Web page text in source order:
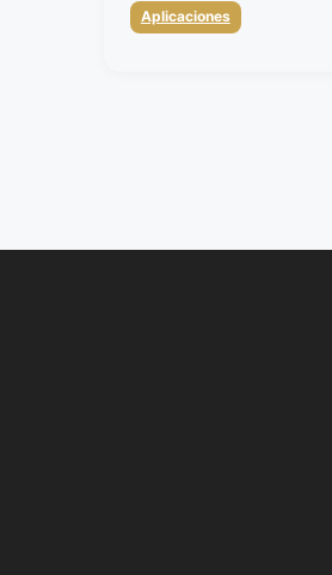
Categorias
Aplicaciones